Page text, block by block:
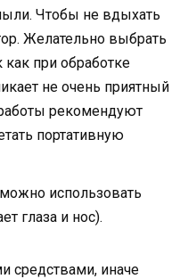
Чтобы не вдыхать
Желательно выбрать
при обработке
не очень приятный
рекомендуют
портативную
использовать
глаза и нос).
средствами, иначе